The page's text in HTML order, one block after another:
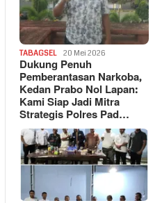
TABAGSEL 20 Mei 2026
Dukung Penuh
Pemberantasan Narkoba,
Kedan Prabo Nol Lapan:
Kami Siap Jadi Mitra
Strategis Polres Pad…